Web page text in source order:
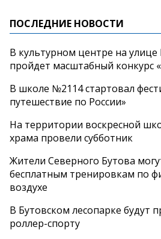
ПОСЛЕДНИЕ НОВОСТИ
В культурном центре на улице
пройдет масштабный конкурс
В школе №2114 стартовал
путешествие по России»
На территории воскресной
храма провели субботник
Жители Северного Бутова
бесплатным тренировкам по
воздухе
В Бутовском лесопарке будут
роллер-спорту